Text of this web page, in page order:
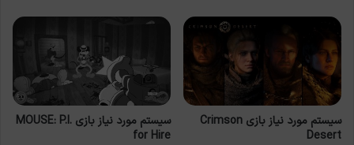
سیستم مورد نیاز بازی Crimson
Desert
سیستم مورد نیاز بازی MOUSE: P.I.
for Hire